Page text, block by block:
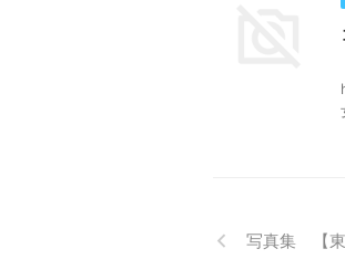
写真集 【